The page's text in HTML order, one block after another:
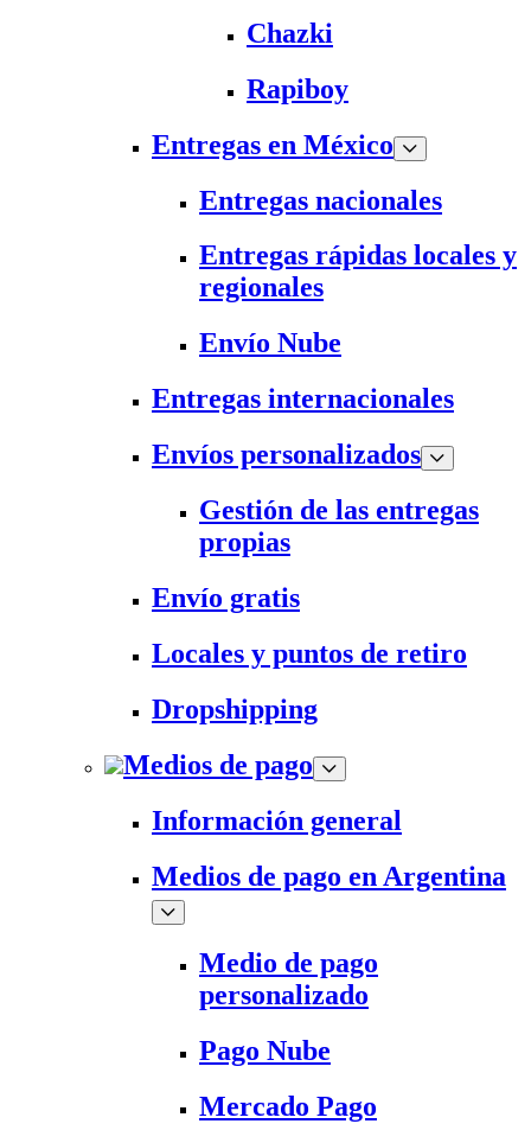
Chazki
Rapiboy
Entregas en México
Entregas nacionales
Entregas rápidas locales y
regionales
Envío Nube
Entregas internacionales
Envíos personalizados
Gestión de las entregas
propias
Envío gratis
Locales y puntos de retiro
Dropshipping
Medios de pago
Información general
Medios de pago en Argentina
Medio de pago
personalizado
Pago Nube
Mercado Pago